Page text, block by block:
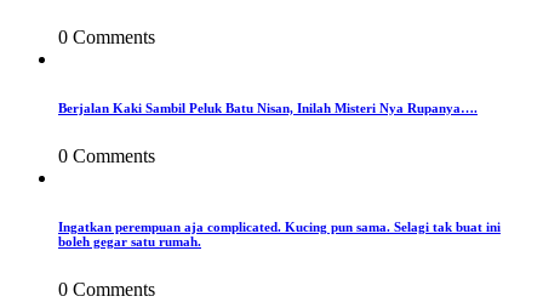
0 Comments
Berjalan Kaki Sambil Peluk Batu Nisan, Inilah Misteri Nya Rupanya….
0 Comments
Ingatkan perempuan aja complicated. Kucing pun sama. Selagi tak buat ini
boleh gegar satu rumah.
0 Comments